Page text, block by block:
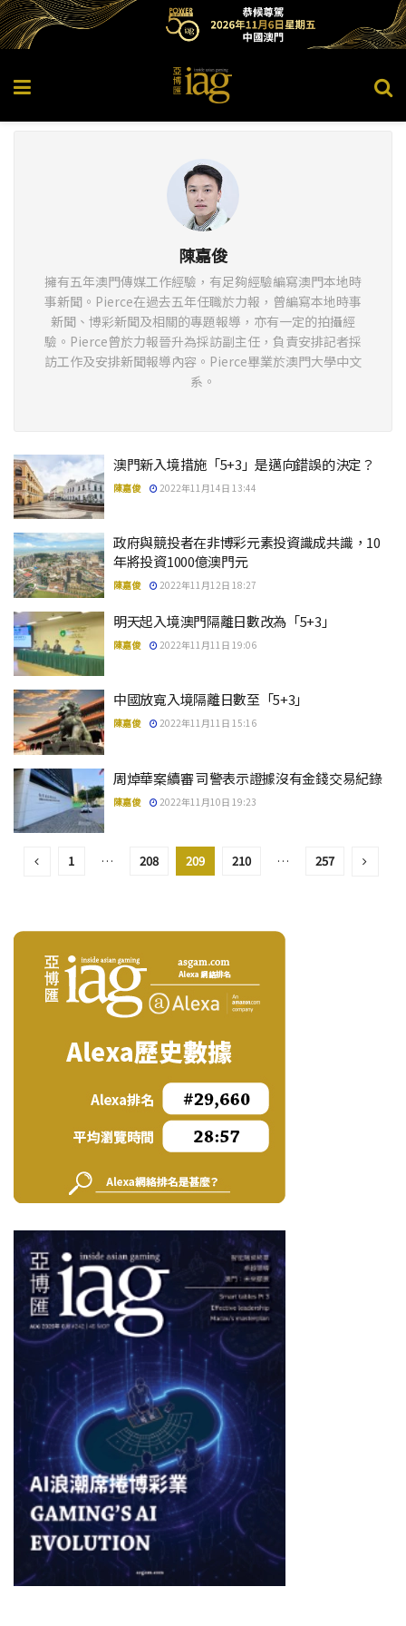
陳嘉俊
擁有五年澳門傳媒工作經驗，有足夠經驗編寫澳門本地時
事新聞。Pierce在過去五年任職於力報，曾編寫本地時事
新聞、博彩新聞及相關的專題報導，亦有一定的拍攝經
驗。Pierce曾於力報晉升為採訪副主任，負責安排記者採
訪工作及安排新聞報導內容。Pierce畢業於澳門大學中文
系。
澳門新入境措施「5+3」是邁向錯誤的決定？
陳嘉俊 2022年11月14日 13:44
政府與競投者在非博彩元素投資識成共識，10
年將投資1000億澳門元
陳嘉俊 2022年11月12日 18:27
明天起入境澳門隔離日數改為「5+3」
陳嘉俊 2022年11月11日 19:06
中國放寬入境隔離日數至「5+3」
陳嘉俊 2022年11月11日 15:16
周焯華案續審 司警表示證據沒有金錢交易紀錄
陳嘉俊 2022年11月10日 19:23
1 … 208 209 210 … 257